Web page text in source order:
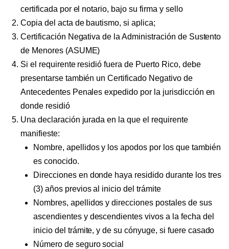
certificada por el notario, bajo su firma y sello
Copia del acta de bautismo, si aplica;
Certificación Negativa de la Administración de Sustento
de Menores (ASUME)
Si el requirente residió fuera de Puerto Rico, debe
presentarse también un Certificado Negativo de
Antecedentes Penales expedido por la jurisdicción en
donde residió
Una declaración jurada en la que el requirente
manifieste:
Nombre, apellidos y los apodos por los que también
es conocido.
Direcciones en donde haya residido durante los tres
(3) años previos al inicio del trámite
Nombres, apellidos y direcciones postales de sus
ascendientes y descendientes vivos a la fecha del
inicio del trámite, y de su cónyuge, si fuere casado
Número de seguro social